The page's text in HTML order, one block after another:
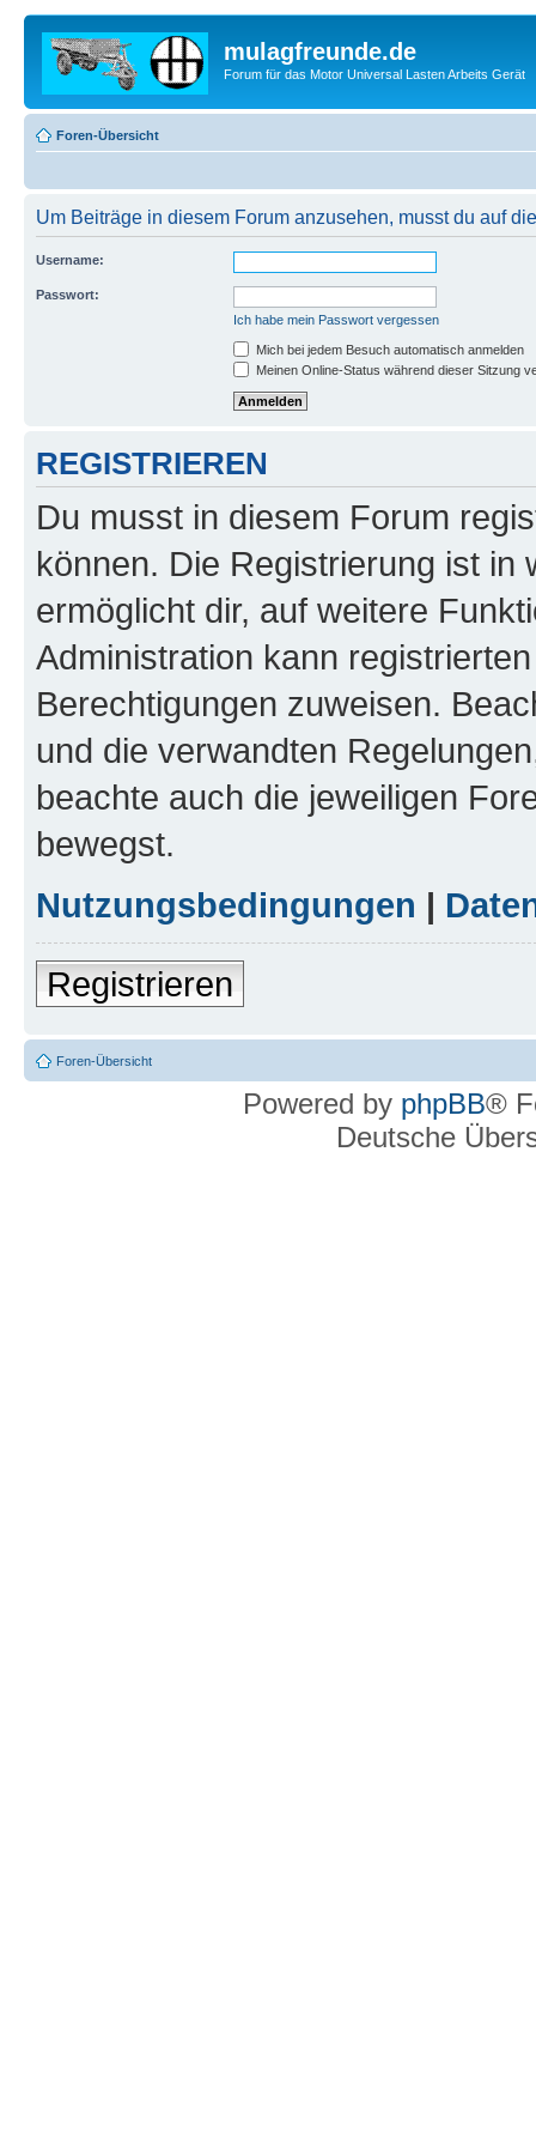
mulagfreunde.de
Forum für das Motor Universal Lasten Arbeits Gerät
Foren-Übersicht
Um Beiträge in diesem Forum anzusehen, musst du auf
Username:
Passwort:
Ich habe mein Passwort vergessen
Mich bei jedem Besuch automatisch anmelden
Meinen Online-Status während dieser Sitzung
REGISTRIEREN
Du musst in diesem Forum
können. Die Registrierung ist in
ermöglicht dir, auf weitere
Administration kann
Berechtigungen zuweisen.
und die verwandten
beachte auch die jeweiligen
bewegst.
Nutzungsbedingungen |
Registrieren
Foren-Übersicht
Powered by phpBB®
Deutsche